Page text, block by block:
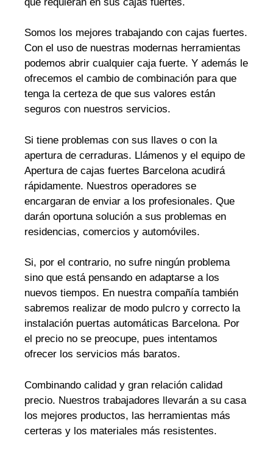
Somos los mejores trabajando con cajas fuertes.
Con el uso de nuestras modernas herramientas
podemos abrir cualquier caja fuerte. Y además le
ofrecemos el cambio de combinación para que
tenga la certeza de que sus valores están
seguros con nuestros servicios.
Si tiene problemas con sus llaves o con la
apertura de cerraduras. Llámenos y el equipo de
Apertura de cajas fuertes Barcelona acudirá
rápidamente. Nuestros operadores se
encargaran de enviar a los profesionales. Que
darán oportuna solución a sus problemas en
residencias, comercios y automóviles.
Si, por el contrario, no sufre ningún problema
sino que está pensando en adaptarse a los
nuevos tiempos. En nuestra compañía también
sabremos realizar de modo pulcro y correcto la
instalación puertas automáticas Barcelona. Por
el precio no se preocupe, pues intentamos
ofrecer los servicios más baratos.
Combinando calidad y gran relación calidad
precio. Nuestros trabajadores llevarán a su casa
los mejores productos, las herramientas más
certeras y los materiales más resistentes.